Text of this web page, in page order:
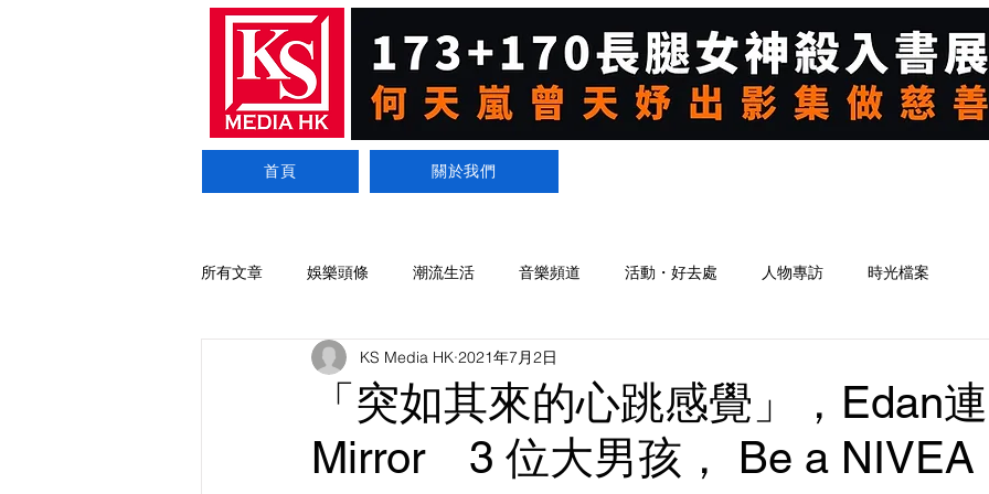
首頁 關於我們
所有文章 娛樂頭條 潮流生活 音樂頻道 活動・好去處 人物專訪 時光檔案
「突如其來的心跳感覺」，Edan
Mirror 3 位大男孩， Be a NIVEA
KS Media HK 2021年7月2日